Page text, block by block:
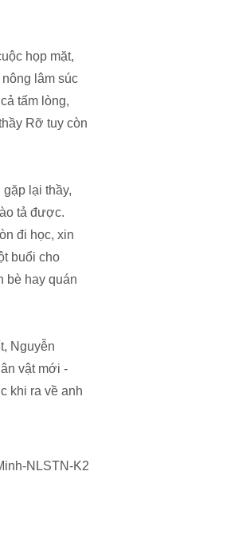
họp mặt,
lâm súc
tấm lòng,
Rỡ tuy còn
lại thầy,
tả được.
đi học, xin
buổi cho
bè hay quán
Nguyễn
vật mới -
khi ra về anh
NLSTN-K2